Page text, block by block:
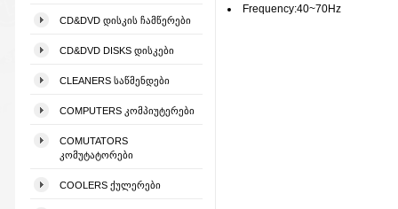
CD&DVD ᲓᲘᲡᲙᲘᲡ ᲩᲐᲛᲬᲔᲠᲔᲑᲘ
CD&DVD DISKS ᲓᲘᲡᲙᲔᲑᲘ
CLEANERS ᲡᲐᲬᲛᲔᲜᲓᲔᲑᲘ
COMPUTERS ᲙᲝᲛᲞᲘᲣᲢᲔᲠᲔᲑᲘ
COMUTATORS
ᲙᲝᲛᲣᲢᲐᲢᲝᲠᲔᲑᲘ
COOLERS ᲥᲣᲚᲔᲠᲔᲑᲘ
Frequency:40~70Hz